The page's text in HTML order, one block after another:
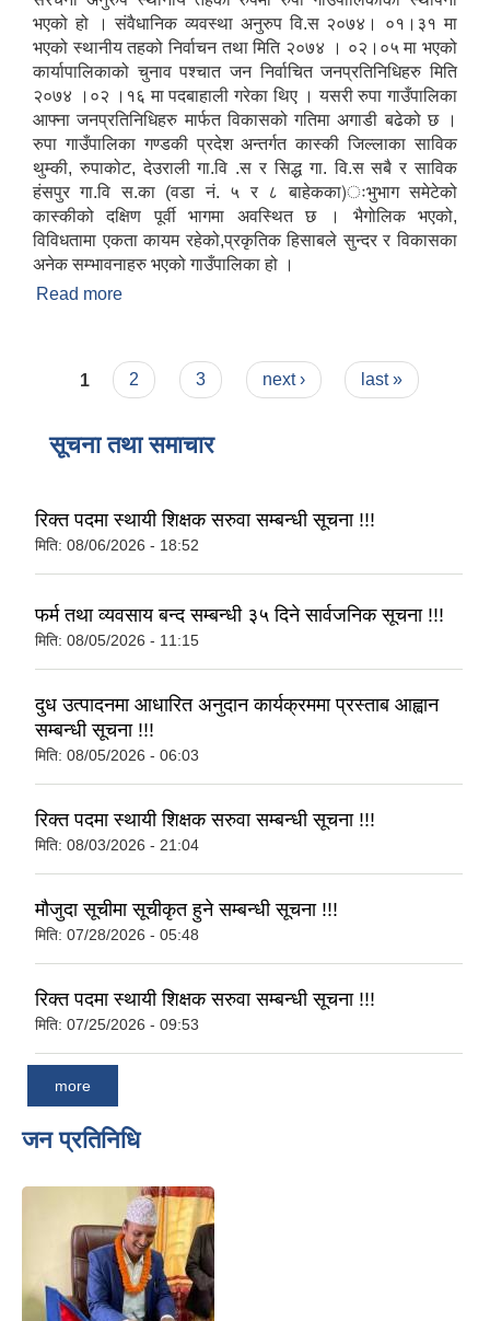
भएको हो । संवैधानिक व्यवस्था अनुरुप वि.स २०७४। ०१।३१ मा
भएको स्थानीय तहको निर्वाचन तथा मिति २०७४ । ०२।०५ मा भएको
कार्यापालिकाको चुनाव पश्चात जन निर्वाचित जनप्रतिनिधिहरु मिति
२०७४ ।०२ ।१६ मा पदबाहाली गरेका थिए । यसरी रुपा गाउँपालिका
आफ्ना जनप्रतिनिधिहरु मार्फत विकासको गतिमा अगाडी बढेको छ ।
रुपा गाउँपालिका गण्डकी प्रदेश अन्तर्गत कास्की जिल्लाका साविक
थुम्की, रुपाकोट, देउराली गा.वि .स र सिद्ध गा. वि.स सबै र साविक
हंसपुर गा.वि स.का (वडा नं. ५ र ८ बाहेकका)ःभुभाग समेटेको
कास्कीको दक्षिण पूर्वी भागमा अवस्थित छ । भैगोलिक भएको,
विविधतामा एकता कायम रहेको,प्रकृतिक हिसाबले सुन्दर र विकासका
अनेक सम्भावनाहरु भएको गाउँपालिका हो ।
Read more
Pages
1 2 3 next › last »
सूचना तथा समाचार
रिक्त पदमा स्थायी शिक्षक सरुवा सम्बन्धी सूचना !!!
मिति: 08/06/2026 - 18:52
फर्म तथा व्यवसाय बन्द सम्बन्धी ३५ दिने सार्वजनिक सूचना !!!
मिति: 08/05/2026 - 11:15
दुध उत्पादनमा आधारित अनुदान कार्यक्रममा प्रस्ताब आह्वान
सम्बन्धी सूचना !!!
मिति: 08/05/2026 - 06:03
रिक्त पदमा स्थायी शिक्षक सरुवा सम्बन्धी सूचना !!!
मिति: 08/03/2026 - 21:04
मौजुदा सूचीमा सूचीकृत हुने सम्बन्धी सूचना !!!
मिति: 07/28/2026 - 05:48
रिक्त पदमा स्थायी शिक्षक सरुवा सम्बन्धी सूचना !!!
मिति: 07/25/2026 - 09:53
more
जन प्रतिनिधि